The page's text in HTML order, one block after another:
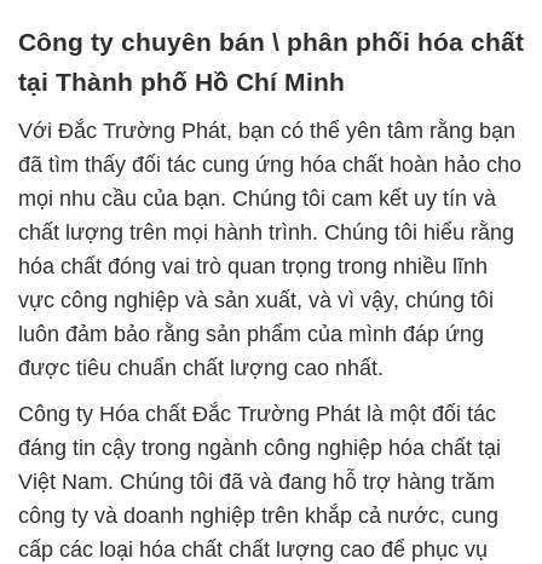
Công ty chuyên bán \ phân phối hóa chất
tại Thành phố Hồ Chí Minh
Với Đắc Trường Phát, bạn có thể yên tâm rằng bạn
đã tìm thấy đối tác cung ứng hóa chất hoàn hảo cho
mọi nhu cầu của bạn. Chúng tôi cam kết uy tín và
chất lượng trên mọi hành trình. Chúng tôi hiểu rằng
hóa chất đóng vai trò quan trọng trong nhiều lĩnh
vực công nghiệp và sản xuất, và vì vậy, chúng tôi
luôn đảm bảo rằng sản phẩm của mình đáp ứng
được tiêu chuẩn chất lượng cao nhất.
Công ty Hóa chất Đắc Trường Phát là một đối tác
đáng tin cậy trong ngành công nghiệp hóa chất tại
Việt Nam. Chúng tôi đã và đang hỗ trợ hàng trăm
công ty và doanh nghiệp trên khắp cả nước, cung
cấp các loại hóa chất chất lượng cao để phục vụ